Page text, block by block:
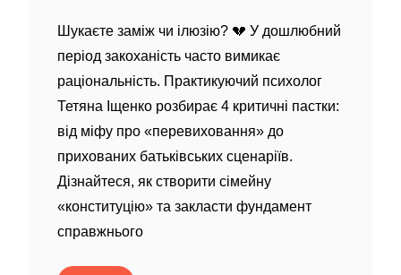
Шукаєте заміж чи ілюзію? 💔 У дошлюбний
період закоханість часто вимикає
раціональність. Практикуючий психолог
Тетяна Іщенко розбирає 4 критичні пастки:
від міфу про «перевиховання» до
прихованих батьківських сценаріїв.
Дізнайтеся, як створити сімейну
«конституцію» та закласти фундамент
справжнього